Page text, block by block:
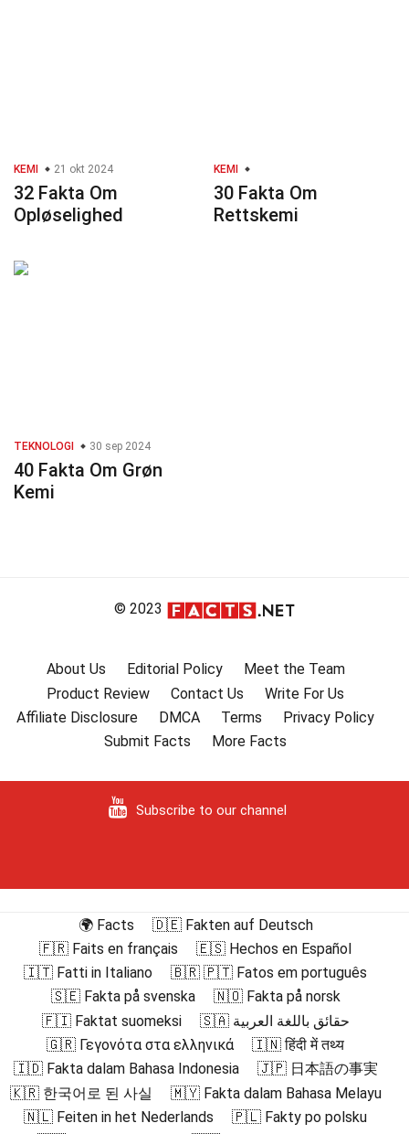
KEMI 21 okt 2024
32 Fakta Om
Opløselighed
KEMI
30 Fakta Om
Rettskemi
TEKNOLOGI 30 sep 2024
40 Fakta Om Grøn
Kemi
© 2023
About Us Editorial Policy
Meet the Team
Product Review
Contact Us
Write For Us
Affiliate Disclosure
DMCA Terms
Privacy Policy
Submit Facts
More Facts
Subscribe to our channel
🌍 Facts
🇩🇪 Fakten auf Deutsch
🇫🇷 Faits en français
🇪🇸 Hechos en Español
🇮🇹 Fatti in Italiano
🇧🇷 🇵🇹 Fatos em português
🇸🇪 Fakta på svenska
🇳🇴 Fakta på norsk
🇫🇮 Faktat suomeksi
🇸🇦 حقائق باللغة العربية
🇬🇷 Γεγονότα στα ελληνικά
🇮🇳 हिंदी में तथ्य
🇮🇩 Fakta dalam Bahasa Indonesia
🇯🇵 日本語の事実
🇰🇷 한국어로 된 사실
🇲🇾 Fakta dalam Bahasa Melayu
🇳🇱 Feiten in het Nederlands
🇵🇱 Fakty po polsku